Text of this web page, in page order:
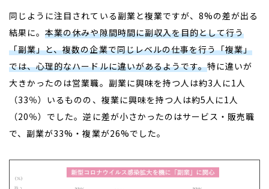
同じように注目されている副業と複業ですが、8%の差が出る
結果に。本業の休みや隙間時間に副収入を目的として行う
「副業」と、複数の企業で同じレベルの仕事を行う「複業」
では、心理的なハードルに違いがあるようです。特に違いが
大きかったのは営業職。副業に興味を持つ人は約3人に1人
（33％）いるものの、複業に興味を持つ人は約5人に1人
（20％）でした。逆に差が小さかったのはサービス・販売職
で、副業が33%・複業が26%でした。